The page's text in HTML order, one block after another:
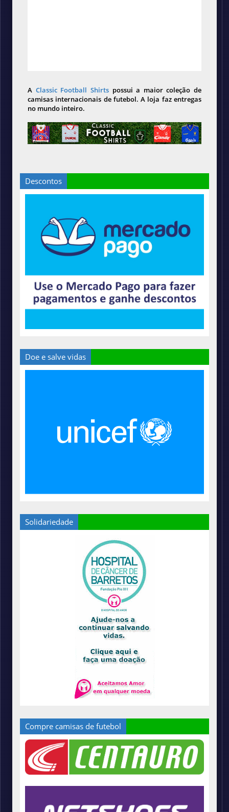
A Classic Football Shirts possui a maior coleção de
camisas internacionais de futebol. A loja faz entregas
no mundo inteiro.
Descontos
Doe e salve vidas
Solidariedade
Compre camisas de futebol